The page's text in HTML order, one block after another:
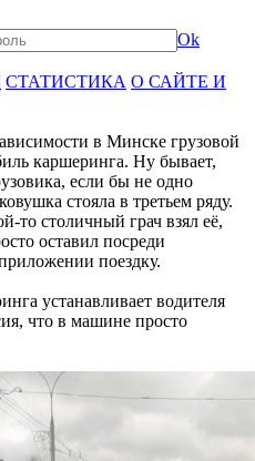
Ok
СТАТИСТИКА О САЙТЕ И
в Минске грузовой
каршеринга. Ну бывает,
если бы не одно
стояла в третьем ряду.
то столичный грач взял её,
оставил посреди
поездку.
устанавливает водителя
что в машине просто